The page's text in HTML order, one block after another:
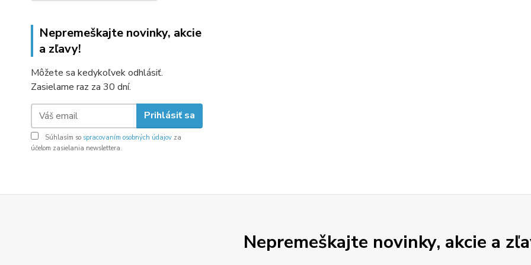
Nepremeškajte novinky, akcie
a zľavy!
Môžete sa kedykoľvek odhlásiť.
Zasielame raz za 30 dní.
Prihlásiť sa
Súhlasím so spracovaním osobných údajov za
účelom zasielania newslettera.
Nepremeškajte novinky, akcie a